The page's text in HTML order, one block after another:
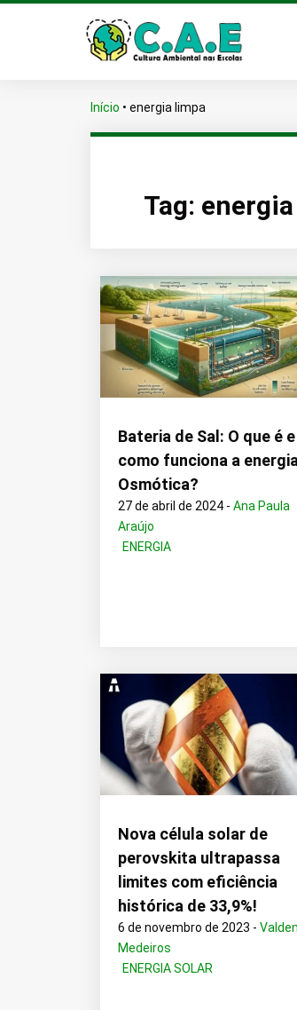
Início • energia limpa
Tag:
Bateria de Sal: O que é e
como funciona a energia
Osmótica?
27 de abril de 2024 -Ana Paula
Araújo
ENERGIA
Nova célula solar de
perovskita ultrapassa
limites com eficiência
histórica de 33,9%!
6 de novembro de 2023 -
Medeiros
ENERGIA SOLAR